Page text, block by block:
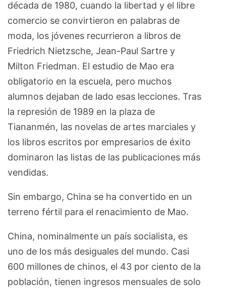
década de 1980, cuando la libertad y el libre
comercio se convirtieron en palabras de
moda, los jóvenes recurrieron a libros de
Friedrich Nietzsche, Jean-Paul Sartre y
Milton Friedman. El estudio de Mao era
obligatorio en la escuela, pero muchos
alumnos dejaban de lado esas lecciones. Tras
la represión de 1989 en la plaza de
Tiananmén, las novelas de artes marciales y
los libros escritos por empresarios de éxito
dominaron las listas de las publicaciones más
vendidas.
Sin embargo, China se ha convertido en un
terreno fértil para el renacimiento de Mao.
China, nominalmente un país socialista, es
uno de los más desiguales del mundo. Casi
600 millones de chinos, el 43 por ciento de la
población, tienen ingresos mensuales de solo